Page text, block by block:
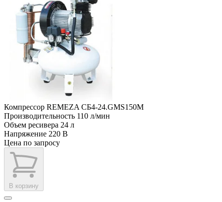
Компрессор REMEZA СБ4-24.GMS150M
Производительность 110 л/мин
Объем ресивера 24 л
Напряжение 220 В
Цена по запросу
В корзину